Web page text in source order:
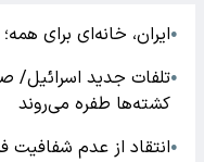
●ایران، خانه‌ای برای
●تلفات جدید اسرائیل/
کشته‌ها طفره می‌روند
●انتقاد از عدم شفافیت